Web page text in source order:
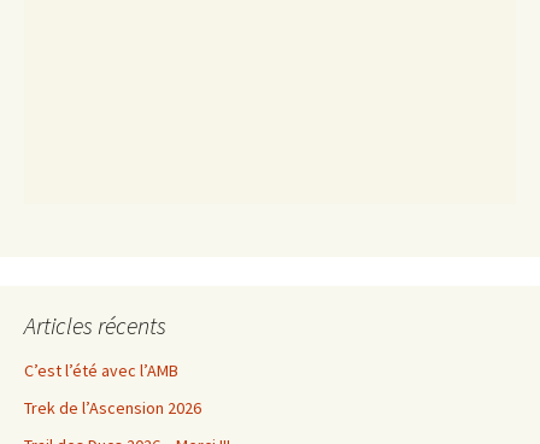
Articles récents
C’est l’été avec l’AMB
Trek de l’Ascension 2026